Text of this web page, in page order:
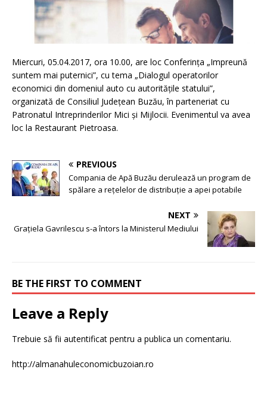
Miercuri, 05.04.2017, ora 10.00, are loc Conferința „Impreună
suntem mai puternici”, cu tema „Dialogul operatorilor
economici din domeniul auto cu autoritățile statului”,
organizată de Consiliul Județean Buzău, în parteneriat cu
Patronatul Intreprinderilor Mici și Mijlocii. Evenimentul va avea
loc la Restaurant Pietroasa.
PREVIOUS
Compania de Apă Buzău derulează un program de
spălare a rețelelor de distribuție a apei potabile
NEXT
Grațiela Gavrilescu s-a întors la Ministerul Mediului
BE THE FIRST TO COMMENT
Leave a Reply
Trebuie să fii autentificat pentru a publica un comentariu.
http://almanahuleconomicbuzoian.ro